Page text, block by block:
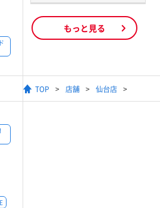
もっと見る
TOP 店舗 仙台店